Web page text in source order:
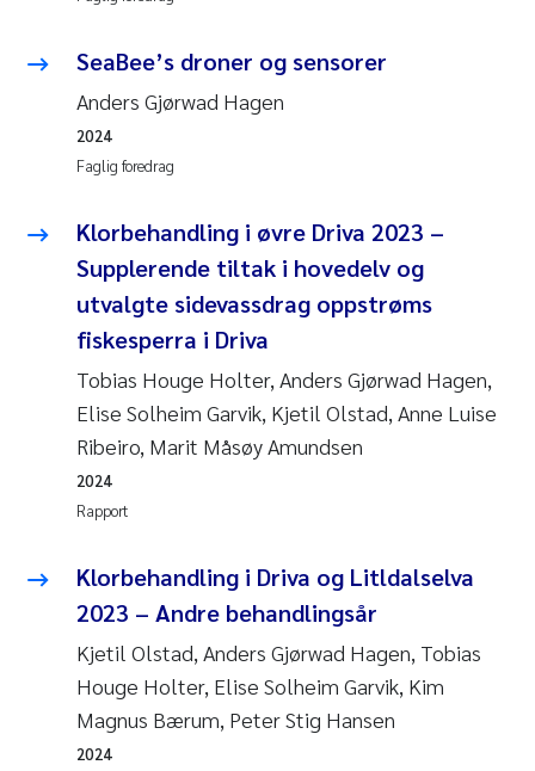
SeaBee’s droner og sensorer
Anders Gjørwad Hagen
Faglig foredrag
2024
Klorbehandling i øvre Driva 2023 –
Supplerende tiltak i hovedelv og
utvalgte sidevassdrag oppstrøms
fiskesperra i Driva
Tobias Houge Holter, Anders Gjørwad Hagen,
Elise Solheim Garvik, Kjetil Olstad, Anne Luise
Ribeiro, Marit Måsøy Amundsen
Rapport
2024
Klorbehandling i Driva og Litldalselva
2023 – Andre behandlingsår
Kjetil Olstad, Anders Gjørwad Hagen, Tobias
Houge Holter, Elise Solheim Garvik, Kim
Magnus Bærum, Peter Stig Hansen
2024